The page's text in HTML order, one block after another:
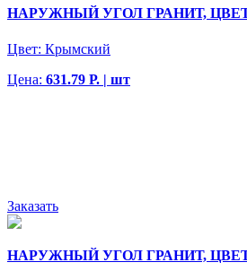
НАРУЖНЫЙ УГОЛ ГРАНИТ,
Цвет: Крымский
Цена: 631.79 Р. | шт
Заказать
НАРУЖНЫЙ УГОЛ ГРАНИТ,